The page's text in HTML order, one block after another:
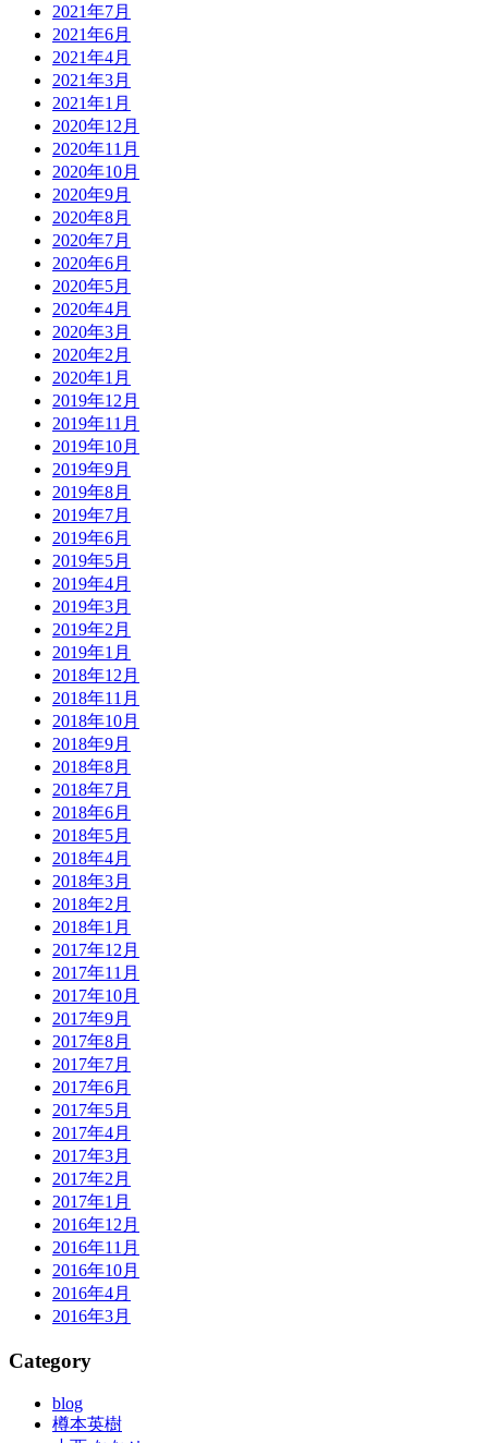
2021年7月
2021年6月
2021年4月
2021年3月
2021年1月
2020年12月
2020年11月
2020年10月
2020年9月
2020年8月
2020年7月
2020年6月
2020年5月
2020年4月
2020年3月
2020年2月
2020年1月
2019年12月
2019年11月
2019年10月
2019年9月
2019年8月
2019年7月
2019年6月
2019年5月
2019年4月
2019年3月
2019年2月
2019年1月
2018年12月
2018年11月
2018年10月
2018年9月
2018年8月
2018年7月
2018年6月
2018年5月
2018年4月
2018年3月
2018年2月
2018年1月
2017年12月
2017年11月
2017年10月
2017年9月
2017年8月
2017年7月
2017年6月
2017年5月
2017年4月
2017年3月
2017年2月
2017年1月
2016年12月
2016年11月
2016年10月
2016年4月
2016年3月
Category
blog
樽本英樹